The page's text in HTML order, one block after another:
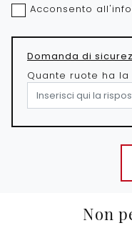
Acconsento
Domanda di
Quante ruote ha
Non